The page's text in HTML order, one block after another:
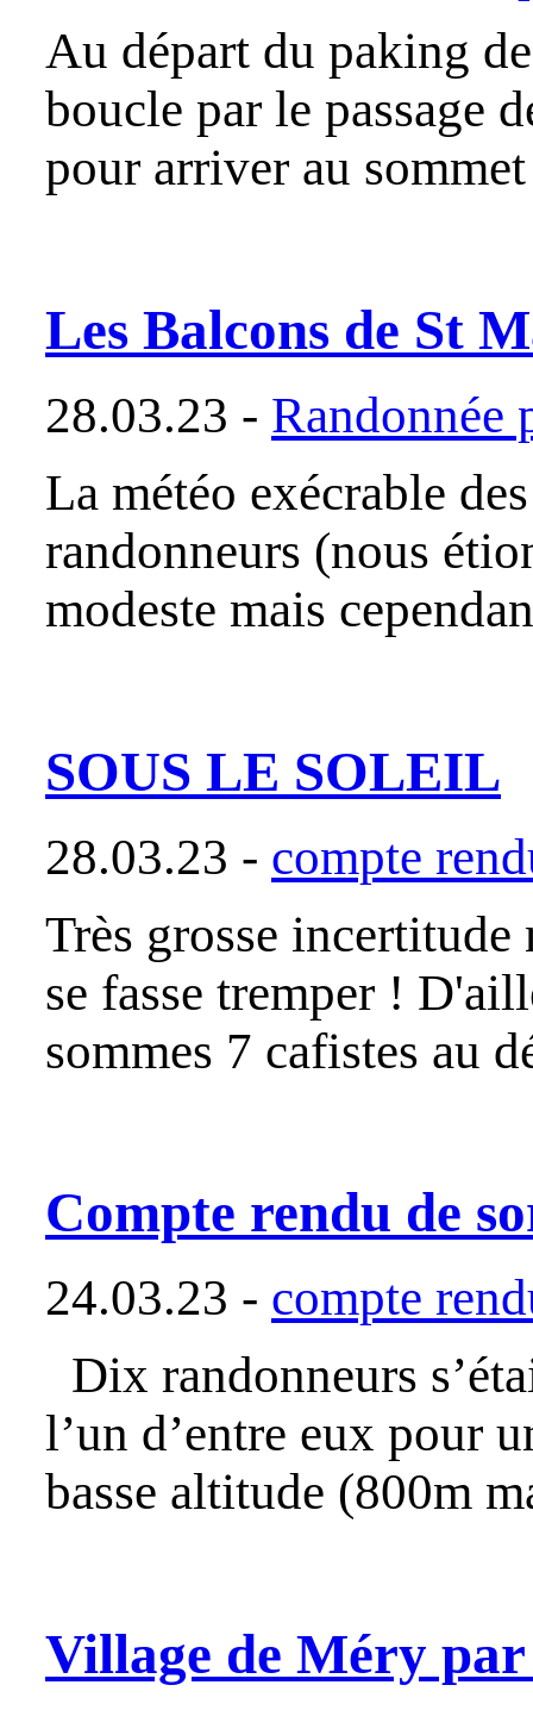
Au départ du paking
boucle par le passage
pour arriver au
Les Balcons de St
28.03.23 - Randonnée
La météo exécrable
randonneurs (nous
modeste mais
SOUS LE SOLEIL
28.03.23 - compte
Très grosse
se fasse tremper !
sommes 7 cafistes au
Compte rendu de
24.03.23 - compte
Dix randonneurs
l’un d’entre eux pour
basse altitude (800m
Village de Méry